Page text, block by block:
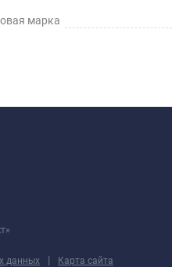
марка
данных | Карта сайта